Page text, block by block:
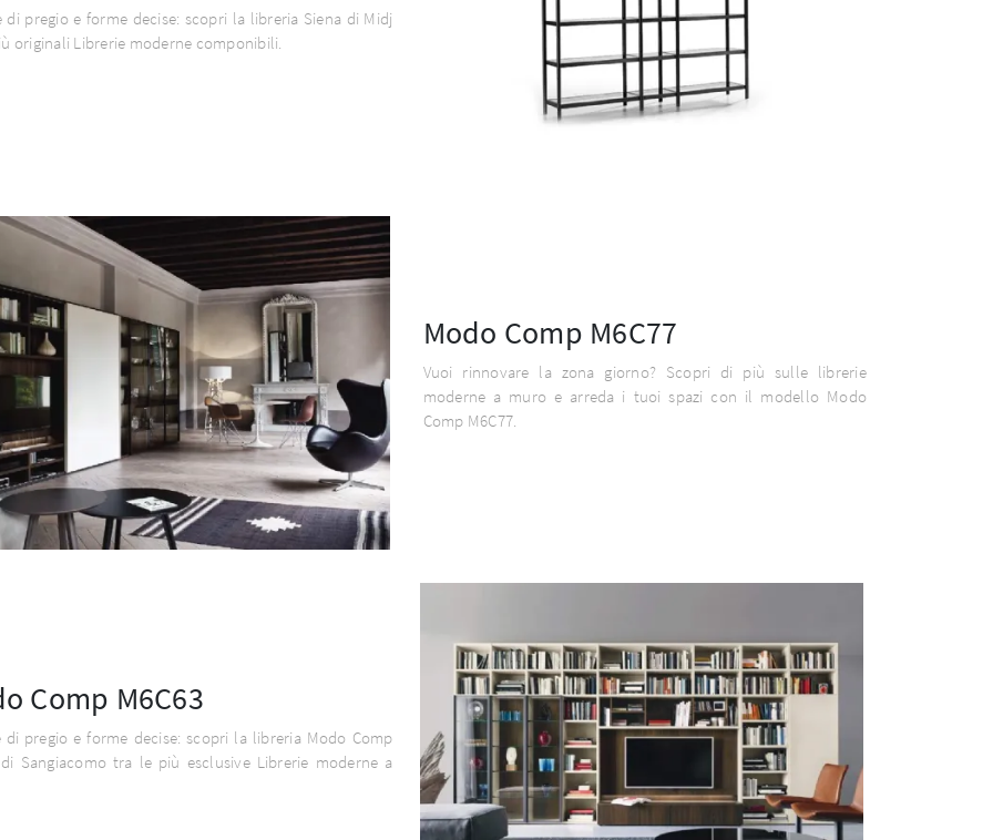
di pregio e forme decise: scopri la libreria Siena di Midj
originali Librerie moderne componibili.
Modo Comp M6C77
Vuoi rinnovare la zona giorno? Scopri di più sulle librerie
moderne a muro e arreda i tuoi spazi con il modello Modo
Comp M6C77.
Comp M6C63
di pregio e forme decise: scopri la libreria Modo Comp
di Sangiacomo tra le più esclusive Librerie moderne a